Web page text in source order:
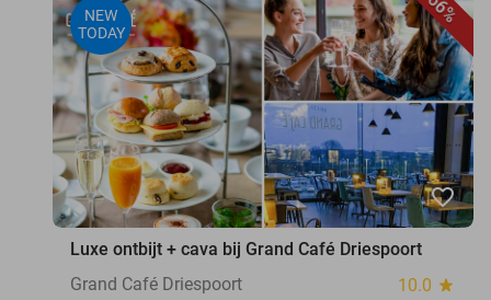
56%
NEW
TODAY
favorite_border
Luxe ontbijt + cava bij Grand Café Driespoort
Grand Café Driespoort
10.0 star